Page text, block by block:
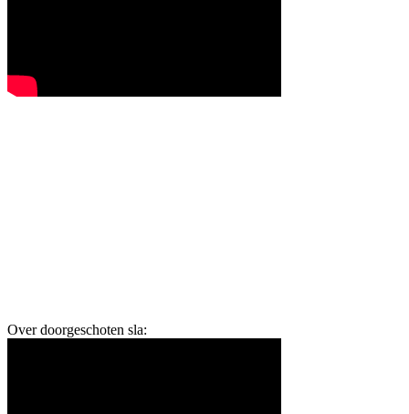
Over doorgeschoten sla: